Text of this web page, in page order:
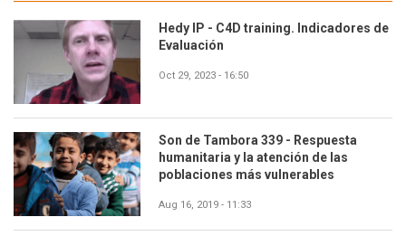
Hedy IP - C4D training. Indicadores de
Evaluación
Oct 29, 2023 - 16:50
Son de Tambora 339 - Respuesta
humanitaria y la atención de las
poblaciones más vulnerables
Aug 16, 2019 - 11:33